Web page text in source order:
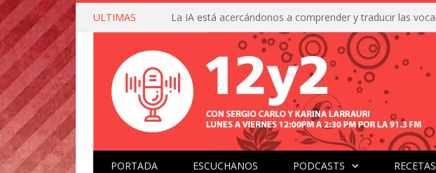
ULTIMAS
PORTADA ESCUCHANOS PODCASTS RECETAS